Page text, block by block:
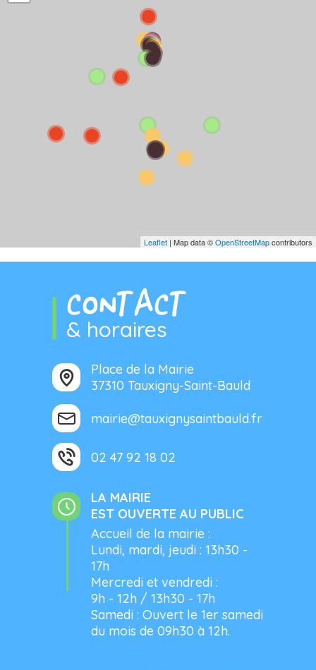
Leaflet | Map data ©OpenStreetMapcontributors
CONTACT
& horaires
Place de la Mairie
37310 Tauxigny-Saint-Bauld
mairie@tauxignysaintbauld.fr
02 47 92 18 02
LA MAIRIE
EST OUVERTE AU PUBLIC
Accueil de la mairie :
Lundi, mardi, jeudi : 13h30 -
17h
Mercredi et vendredi :
9h - 12h / 13h30 - 17h
Samedi : Ouvert le 1er samedi
du mois de 09h30 à 12h.